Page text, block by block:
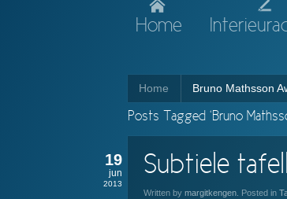
Home
Home Bruno Mathsson
Posts Tagged ‘Bruno
19
jun
2013
Subtiele
Written by margitkengen . Posted in